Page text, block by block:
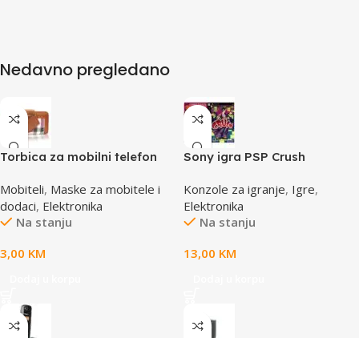
Nedavno pregledano
Torbica za mobilni telefon
110x43x17mm
Mobiteli, Maske za mobitele i
dodaci, Elektronika
Na stanju
3,00 KM
Sony igra PSP Crush
Konzole za igranje, Igre,
Elektronika
Na stanju
13,00 KM